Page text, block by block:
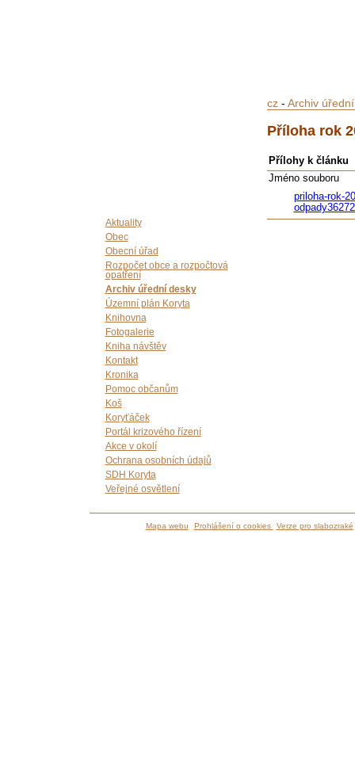
Aktuality
Obec
Obecní úřad
Rozpočet obce a rozpočtová
opatření
Archiv úřední desky
Územní plán Koryta
Knihovna
Fotogalerie
Kniha návštěv
Kontakt
Kronika
Pomoc občanům
Koš
Koryťáček
Portál krizového řízení
Akce v okolí
Ochrana osobních údajů
SDH Koryta
Veřejné osvětlení
cz- Archiv
Příloha rok
Přílohy k článku
Jméno souboru
priloha-rok-
Mapa webu Prohlášení o cookies Verze pro slabozraké